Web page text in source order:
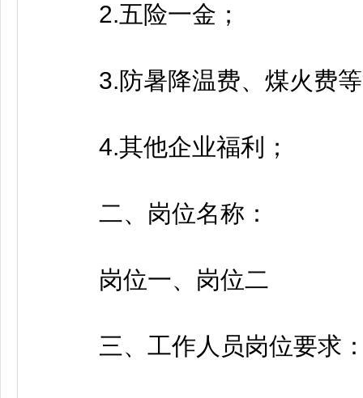
2.五险一金；
3.防暑降温费、煤火费等
4.其他企业福利；
二、岗位名称：
岗位一、岗位二
三、工作人员岗位要求